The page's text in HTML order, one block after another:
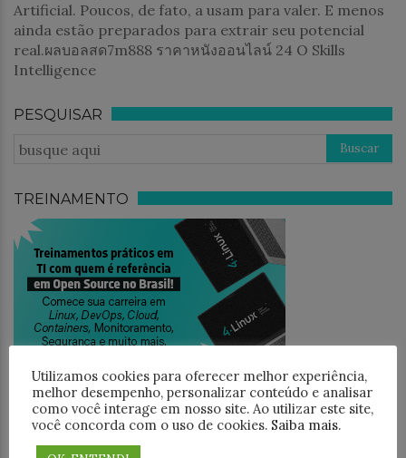
Artificial. Poucos, de fato, a usam para valer. E menos
ainda estão preparados para extrair seu potencial
real.ผลบอลสด7m888 ราคาหนังออนไลน์ 24 O Skills
Intelligence
PESQUISAR
TREINAMENTO
JEDAICAST
Utilizamos cookies para oferecer melhor experiência,
melhor desempenho, personalizar conteúdo e analisar
como você interage em nosso site. Ao utilizar este site,
você concorda com o uso de cookies. Saiba mais.